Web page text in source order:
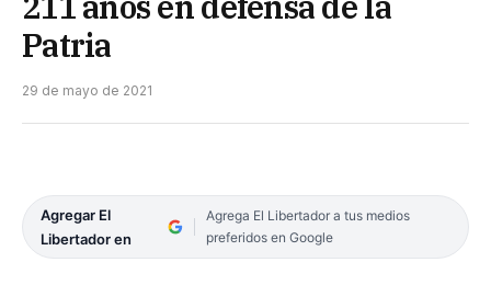
Patria
29 de mayo de 2021
Agregar El
Libertador en
Agrega El Libertador a tus medios
preferidos en Google